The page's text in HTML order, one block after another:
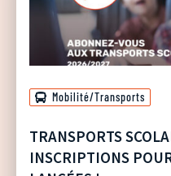
Mobilité/Transports
TRANSPORTS
INSCRIPTIONS